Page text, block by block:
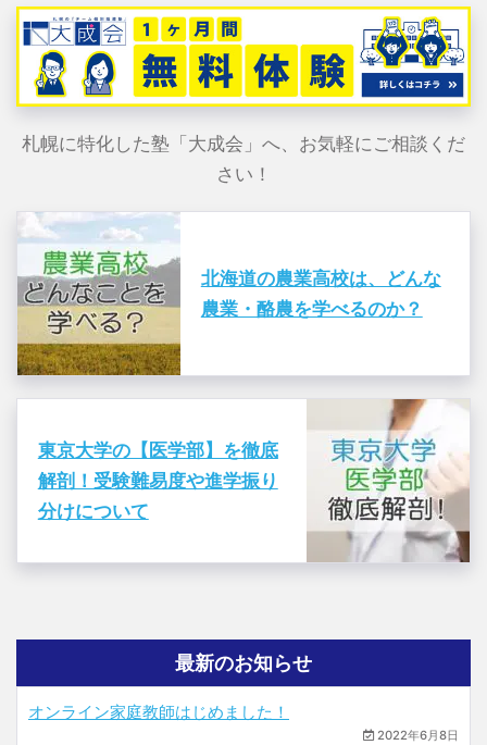
札幌に特化した塾「大成会」へ、お気軽にご相談くだ
さい！
北海道の農業高校は、どんな
農業・酪農を学べるのか？
東京大学の【医学部】を徹底
解剖！受験難易度や進学振り
分けについて
最新のお知らせ
オンライン家庭教師はじめました！
2022年6月8日